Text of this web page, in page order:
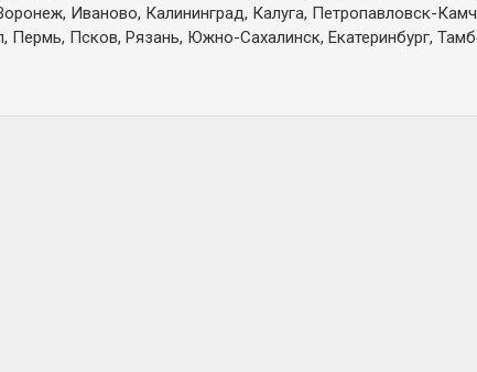
Иваново, Калининград, Калуга, Петропавловск-
Пермь, Псков, Рязань, Южно-Сахалинск, Екатеринбург,